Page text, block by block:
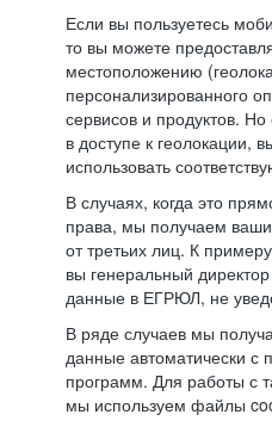
Если вы пользуетесь
то вы можете
местоположению
персонализированного
сервисов и продуктов.
в доступе к геолокации,
использовать
В случаях, когда это
права, мы получаем
от третьих лиц. К
вы генеральный
данные в ЕГРЮЛ, не
В ряде случаев мы
данные автоматически
программ. Для работы с
мы используем файлы